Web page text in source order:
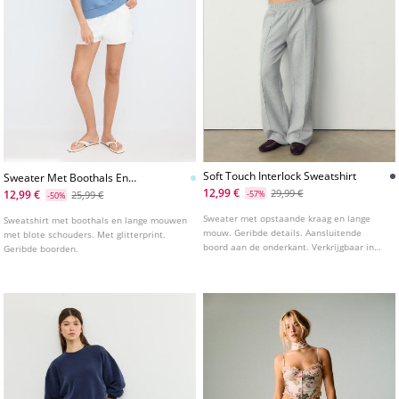
Sweater Met Boothals En
Glittervleugels
12,99 € -50% 25,99 €
Sweatshirt met boothals en lange mouwen
met blote schouders. Met glitterprint.
Geribde boorden.
Soft Touch Interlock Sweatshirt
12,99 €
-57% 29,99 €
Sweater met opstaande kraag en lange
mouw. Geribde details. Aansluitende
boord aan de onderkant. Verkrijgbaar in